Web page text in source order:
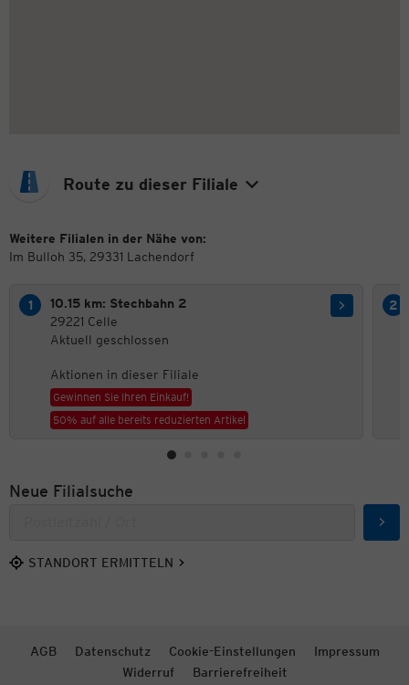
Route zu dieser Filiale
Weitere Filialen in der Nähe von:
Im Bulloh 35, 29331 Lachendorf
10.15 km: Stechbahn 2
29221 Celle
Aktuell geschlossen
Aktionen in dieser Filiale
Gewinnen Sie Ihren Einkauf!
50% auf alle bereits reduzierten Artikel
Neue Filialsuche
STANDORT ERMITTELN
AGB Datenschutz Cookie-Einstellungen
Impressum
Widerruf
Barrierefreiheit